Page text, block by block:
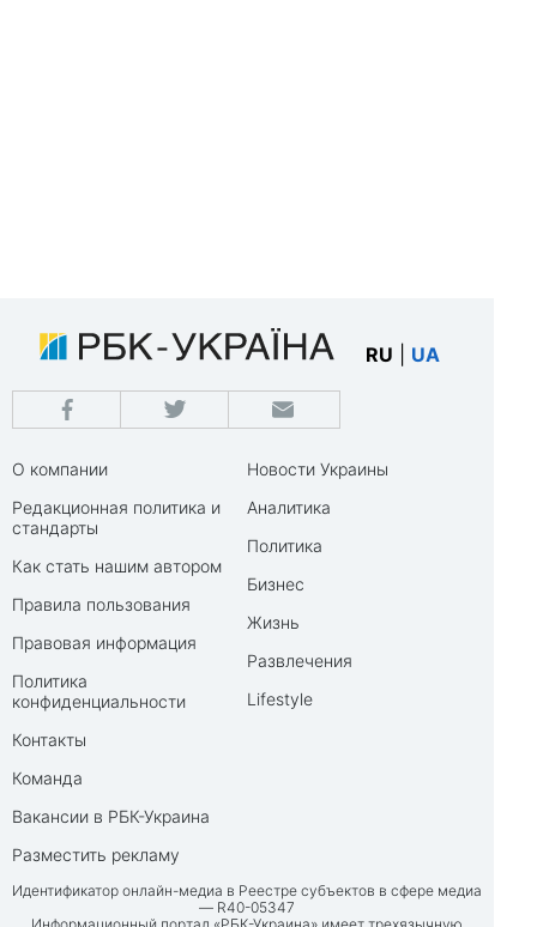
RU UA
О компании
Редакционная политика и
стандарты
Как стать нашим автором
Правила пользования
Правовая информация
Политика
конфиденциальности
Контакты
Команда
Вакансии в РБК-Украина
Разместить рекламу
Новости Украины
Аналитика
Политика
Бизнес
Жизнь
Развлечения
Lifestyle
Идентификатор онлайн-медиа в Реестре субъектов в сфере медиа
— R40-05347